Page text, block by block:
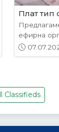
VP-01
Вратите се
размери:
Classifieds